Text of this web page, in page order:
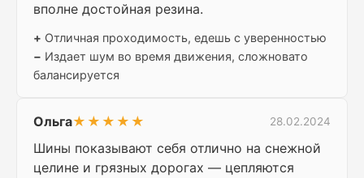
вполне достойная резина.
+ Отличная проходимость, едешь с уверенностью
− Издает шум во время движения, сложновато
балансируется
Ольга★★★★★ 28.02.2024
Шины показывают себя отлично на снежной
целине и грязных дорогах — цепляются